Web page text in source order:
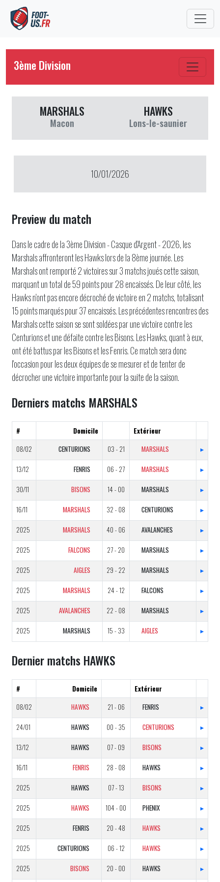
3ème Division
MARSHALS
Macon
HAWKS
Lons-le-saunier
10/01/2026
Preview du match
Dans le cadre de la 3ème Division - Casque d'Argent - 2026, les
Marshals affronteront les Hawks lors de la 8ème journée. Les
Marshals ont remporté 2 victoires sur 3 matchs joués cette saison,
marquant un total de 59 points pour 28 encaissés. De leur côté, les
Hawks n'ont pas encore décroché de victoire en 2 matchs, totalisant
15 points marqués pour 37 encaissés. Les précédentes rencontres des
Marshals cette saison se sont soldées par une victoire contre les
Centurions et une défaite contre les Bisons. Les Hawks, quant à eux,
ont été battus par les Bisons et les Fenris. Ce match sera donc
l'occasion pour les deux équipes de se mesurer et de tenter de
décrocher une victoire importante pour la suite de la saison.
Derniers matchs MARSHALS
# Domicile
Extérieur
08/02
CENTURIONS 03 - 21 MARSHALS ▸
13/12 FENRIS 06 - 27 MARSHALS ▸
30/11 BISONS 14 - 00 MARSHALS ▸
16/11 MARSHALS 32 - 08 CENTURIONS ▸
2025 MARSHALS 40 - 06 AVALANCHES ▸
2025 FALCONS 27 - 20 MARSHALS ▸
2025 AIGLES 29 - 22 MARSHALS ▸
2025 MARSHALS 24 - 12 FALCONS ▸
2025 AVALANCHES 22 - 08 MARSHALS ▸
2025 MARSHALS 15 - 33 AIGLES ▸
Dernier matchs HAWKS
# Domicile
Extérieur
08/02
HAWKS 21 - 06 FENRIS ▸
24/01 HAWKS 00 - 35 CENTURIONS ▸
13/12 HAWKS 07 - 09 BISONS ▸
16/11 FENRIS 28 - 08 HAWKS ▸
2025 HAWKS 07 - 13 BISONS ▸
2025 HAWKS 104 - 00 PHENIX ▸
2025 FENRIS 20 - 48 HAWKS ▸
2025 CENTURIONS 06 - 12 HAWKS ▸
2025 BISONS 20 - 00 HAWKS ▸